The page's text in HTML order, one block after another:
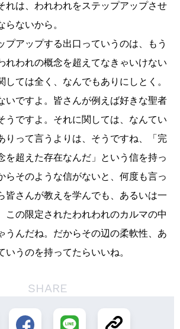
は、われわれをステップアップさせ
らないから。
アップする出口っていうのは、もう
れわれの概念を超えてなきゃいけない
しては全く、なんでもありにしとく。
いですよ。皆さんが例えば好きな聖者
うですよ。それに関しては、なんてい
りって言うよりは、そうですね、「完
を超えた存在なんだ」という信を持っ
らそのような信がないと、何度も言っ
皆さんが教えを学んでも、あるいは一
この限定されたわれわれのカルマの中
うんだね。だからその辺の柔軟性、あ
いうのを持ってたらいいね。
SHARE